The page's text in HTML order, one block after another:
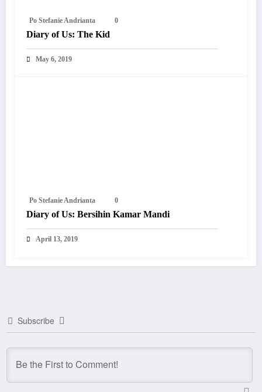
Po Stefanie Andrianta 0
Diary of Us: The Kid
May 6, 2019
Po Stefanie Andrianta 0
Diary of Us: Bersihin Kamar Mandi
April 13, 2019
Subscribe